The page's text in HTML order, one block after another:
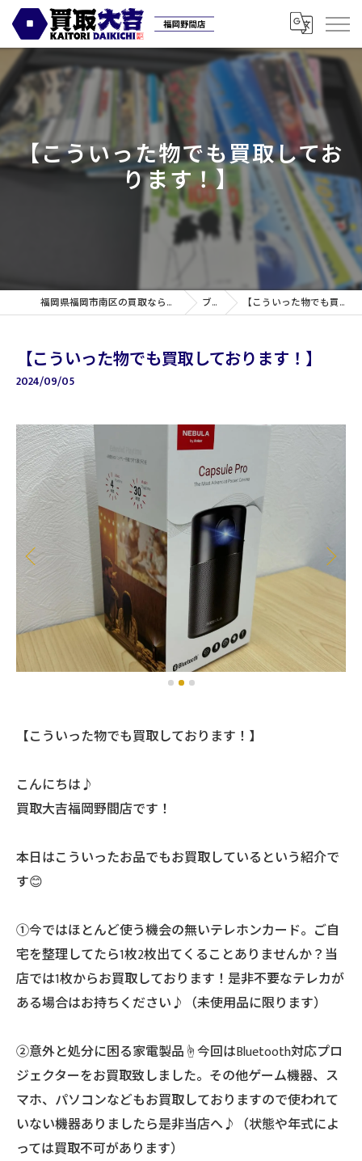
【こういった物でも買取してお
ります！】
福岡県福岡市南区の買取なら買取専門店大吉 福岡野間店 ブログ 【こういった物でも買取しております！】
【こういった物でも買取しております！】
2024/09/05
【こういった物でも買取しております！】
こんにちは♪
買取大吉福岡野間店です！
本日はこういったお品でもお買取しているという紹介で
す😊
①今ではほとんど使う機会の無いテレホンカード。ご自
宅を整理してたら1枚2枚出てくることありませんか？当
店では1枚からお買取しております！是非不要なテレカが
ある場合はお持ちください♪（未使用品に限ります）
②意外と処分に困る家電製品☝️今回はBluetooth対応プロ
ジェクターをお買取致しました。その他ゲーム機器、ス
マホ、パソコンなどもお買取しておりますので使われて
いない機器ありましたら是非当店へ♪（状態や年式によ
っては買取不可があります）